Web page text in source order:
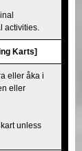
activities.
Karts]
eller åka i
eller
unless